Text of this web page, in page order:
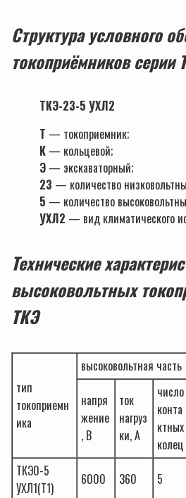
Структура условного
токоприёмников серии
ТКЭ-23-5 УХЛ2
Т — токоприемник;
К — кольцевой;
Э — экскаваторный;
23 — количество
5 — количество
УХЛ2 — вид климатического
Технические
высоковольтных
ТКЭ
тип
токоприемн
ика
высоковольтная часть
напря
жение
, В
ток
нагруз
ки, А
число
конта
ктных
колец
ТКЭ0-5
УХЛ1(Т1)
6000 360 5